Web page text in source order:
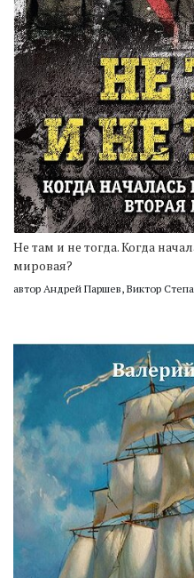
Не там и не тогда. Когда
мировая?
автор Андрей Паршев, Виктор